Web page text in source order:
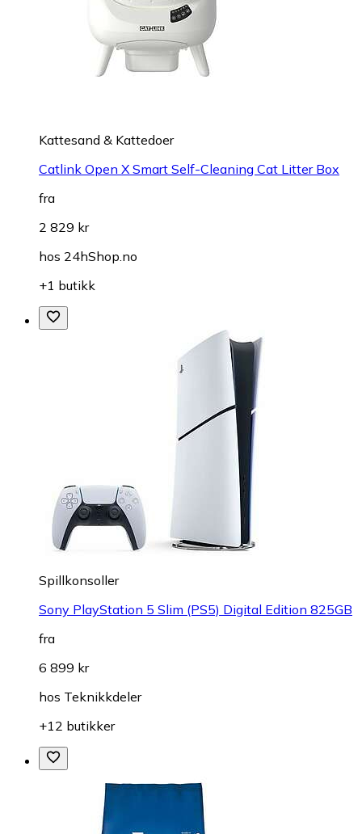
Kattesand & Kattedoer
Catlink Open X Smart Self-Cleaning Cat Litter Box
fra
2 829 kr
hos 24hShop.no
+1 butikk
Spillkonsoller
Sony PlayStation 5 Slim (PS5) Digital Edition 825GB
fra
6 899 kr
hos Teknikkdeler
+12 butikker